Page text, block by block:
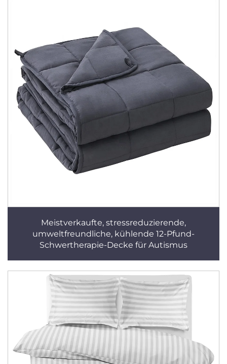
Meistverkaufte, stressreduzierende,
umweltfreundliche, kühlende 12-Pfund-
Schwertherapie-Decke für Autismus